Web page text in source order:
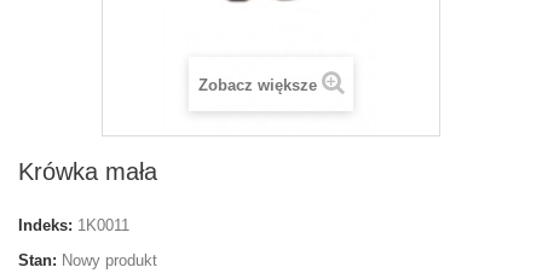
Zobacz większe
Krówka mała
Indeks: 1K0011
Stan: Nowy produkt